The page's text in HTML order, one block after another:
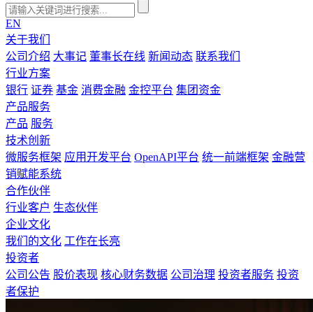
EN
关于我们
公司介绍 大事记 董事长在线 新闻动态 联系我们
行业方案
银行 证券 基金 消费金融 金控平台 集团资金
产品服务
产品 服务
技术创新
微服务框架 应用开发平台 OpenAPI平台 统一前端框架 金融营
销赋能系统
合作伙伴
行业客户 生态伙伴
企业文化
我们的文化 工作在长亮
投资者
公司公告 股价表现 核心财务数据 公司治理 投资者服务 投资
者保护